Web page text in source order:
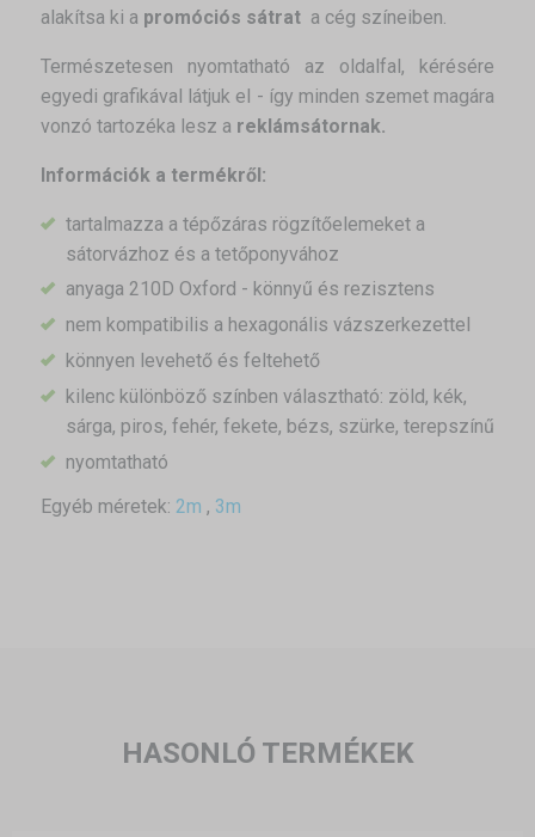
alakítsa ki a promóciós sátrat a cég színeiben.
Természetesen nyomtatható az oldalfal, kérésére
egyedi grafikával látjuk el - így minden szemet magára
vonzó tartozéka lesz a reklámsátornak.
Információk a termékről:
tartalmazza a tépőzáras rögzítőelemeket a
sátorvázhoz és a tetőponyvához
anyaga 210D Oxford - könnyű és rezisztens
nem kompatibilis a hexagonális vázszerkezettel
könnyen levehető és feltehető
kilenc különböző színben választható: zöld, kék,
sárga, piros, fehér, fekete, bézs, szürke, terepszínű
nyomtatható
Egyéb méretek: 2m , 3m
HASONLÓ TERMÉKEK